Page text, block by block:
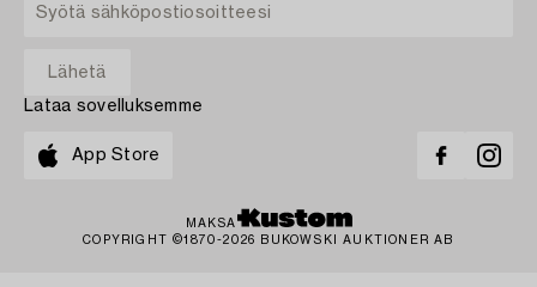
Lataa sovelluksemme
App Store
MAKSA
COPYRIGHT ©1870-2026 BUKOWSKI AUKTIONER AB